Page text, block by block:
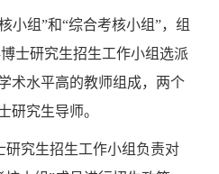
小组”和“综合考核小组”，组
士研究生招生工作小组选派
术水平高的教师组成，两个
研究生导师。
研究生招生工作小组负责对